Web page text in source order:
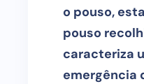
o pouso,
pouso
caracteriza
emergência